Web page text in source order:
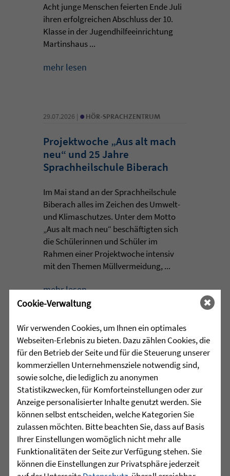
Acht junge Menschen feierten Ende Juli
ihren erfolgreichen Abschluss der 10.
Klasse in der Jugendhilfeeinrichtung
Martinshaus ...
mehr lesen
29.07.2026 | • HÖR-SPRACHZENTRUM
Projektwoche „Aus alt mach
neu“ und 25 Jahre
Sprachheilschule Biberach
Im Mai stand an der Sprachheilschule
Biberach alles im Zeichen des Umwelt-
und Klimaschutzes. Unter dem Motto
„Aus alt mach neu“ beschäftigten sich
die Schülerinnen und Schüler im
Rahmen einer Projektwoche intensiv
mit den Themen Müllvermeidung, ...
mehr lesen
29.07.2026 |• HÖR-SPRACHZENTRUM
Mutmurmeln und
Rechenmäuse - auf geht´s in
die Schulzeit
Am Mittwoch, 27.07.26 verabschiedete
das Team des Schulkindergartens der
Leopoldschule in Altshausen die
Vorschüler mit einer bunten und
emotionalen ...
Cookie-Verwaltung
Wir verwenden Cookies, um Ihnen ein optimales
Webseiten-Erlebnis zu bieten. Dazu zählen Cookies, die
für den Betrieb der Seite und für die Steuerung unserer
kommerziellen Unternehmensziele notwendig sind,
sowie solche, die lediglich zu anonymen
Statistikzwecken, für Komforteinstellungen oder zur
Anzeige personalisierter Inhalte genutzt werden. Sie
können selbst entscheiden, welche Kategorien Sie
zulassen möchten. Bitte beachten Sie, dass auf Basis
Ihrer Einstellungen womöglich nicht mehr alle
Funktionalitäten der Seite zur Verfügung stehen. Sie
können die Einstellungen zur Privatsphäre jederzeit